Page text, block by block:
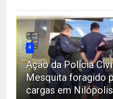
4
Ação da Polícia
Mesquita foragido
cargas em Nilópolis